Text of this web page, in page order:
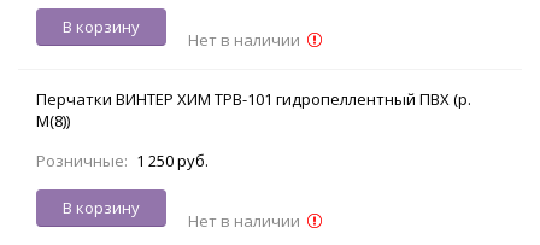
В корзину
Нет в наличии
Перчатки ВИНТЕР ХИМ TPB-101 гидропеллентный ПВХ (р.
M(8))
Розничные: 1 250 руб.
В корзину
Нет в наличии